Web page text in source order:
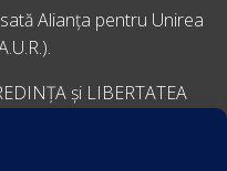
Alianța pentru Unirea
și LIBERTATEA